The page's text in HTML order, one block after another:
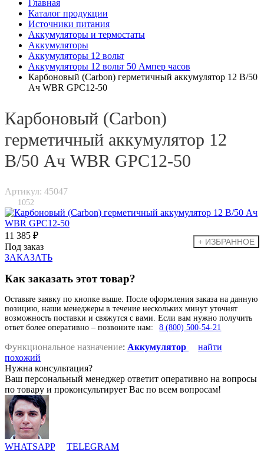
Главная
Каталог продукции
Источники питания
Аккумуляторы и термостаты
Аккумуляторы
Аккумуляторы 12 вольт
Аккумуляторы 12 вольт 50 Ампер часов
Карбоновый (Carbon) герметичный аккумулятор 12 В/50
Ач WBR GPC12-50
Карбоновый (Carbon)
герметичный аккумулятор 12
В/50 Ач WBR GPC12-50
Артикул: 45047
1052
11 385 ₽
Под заказ
ЗАКАЗАТЬ
Как заказать этот товар?
Оставьте заявку по кнопке выше. После оформления заказа на данную
позицию, наши менеджеры в течение нескольких минут уточнят
возможность поставки и свяжутся с вами. Если вам нужно получить
ответ более оперативно – позвоните нам:
8 (800) 500-54-21
Функциональное назначение: Аккумулятор
найти
похожий
Нужна консультация?
Ваш персональный менеджер ответит оперативно на вопросы
по товару и проконсультирует Вас по всем вопросам!
WHATSAPP TELEGRAM